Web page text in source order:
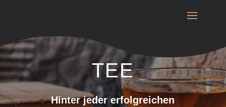
TEE
Hinter jeder erfolgreichen